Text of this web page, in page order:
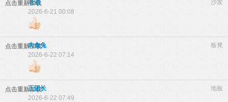
点击重新加载 沙发
老酒
2026-6-21 00:08
点击重新加载 板凳
肉食兔
2026-6-22 07:14
点击重新加载 地板
正团长
2026-6-22 07:49